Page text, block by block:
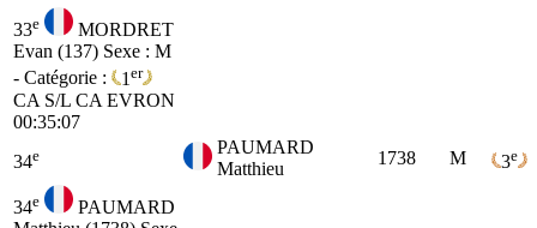
33e
MORDRET
Evan (137) Sexe : M
- Catégorie :
1 er
CA S/L CA EVRON
00:35:07
34e
PAUMARD
Matthieu
1738 M 3e
34e
PAUMARD